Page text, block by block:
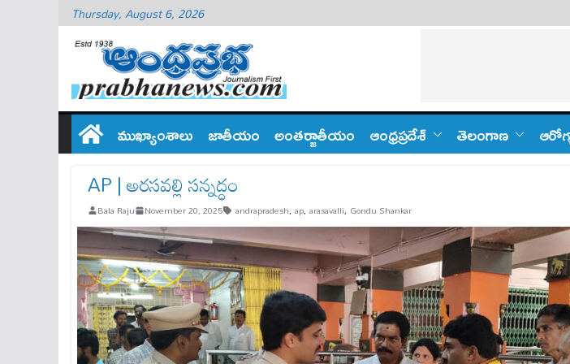
Thursday, August 6, 2026
ముఖ్యాంశాలు జాతీయం అంతర్జాతీయం ఆంధ్ర‌ప్ర‌దేశ్ తెలంగాణ‌
AP | అరసవల్లి సన్నద్ధం
Bala Raju November 20, 2025 andrapradesh, ap, arasavalli, Gondu Shankar